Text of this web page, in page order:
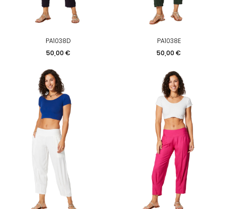
PA1038D
Prix
50,00 €
PA1038E
Prix
50,00 €